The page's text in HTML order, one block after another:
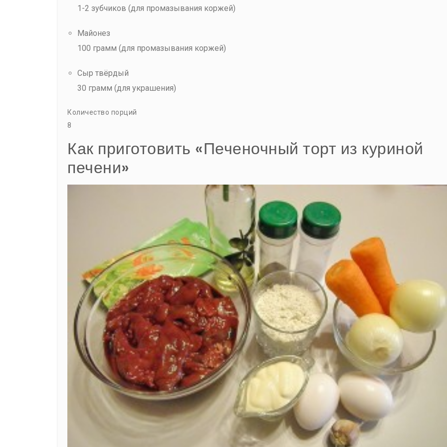
1-2 зубчиков (для промазывания коржей)
Майонез
100 грамм (для промазывания коржей)
Сыр твёрдый
30 грамм (для украшения)
Количество порций
8
Как приготовить «Печеночный торт из куриной
печени»